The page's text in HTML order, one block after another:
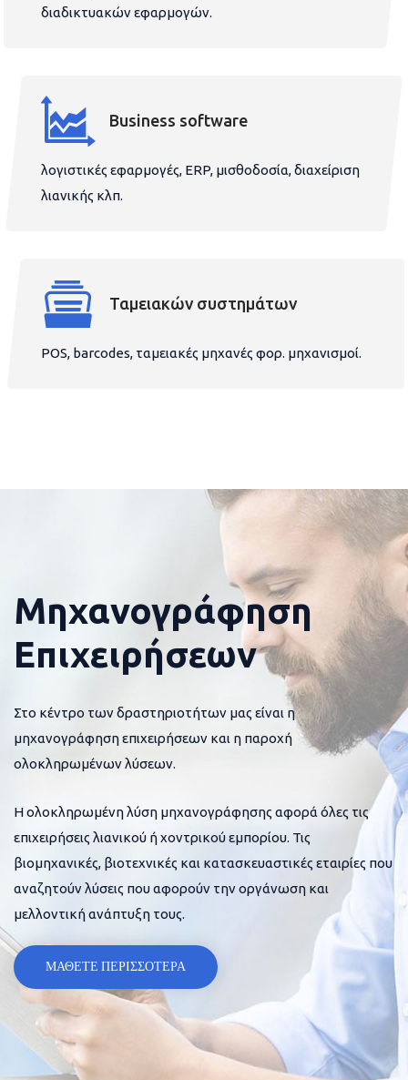
διαδικτυακών εφαρμογών.
Business software
λογιστικές εφαρμογές, ERP, μισθοδοσία, διαχείριση
λιανικής κλπ.
Ταμειακών συστημάτων
POS, barcodes, ταμειακές μηχανές φορ. μηχανισμοί.
Μηχανογράφηση
Επιχειρήσεων
Στο κέντρο των δραστηριοτήτων μας είναι η
μηχανογράφηση επιχειρήσεων και η παροχή
ολοκληρωμένων λύσεων.
Η ολοκληρωμένη λύση μηχανογράφησης αφορά όλες τις
επιχειρήσεις λιανικού ή χοντρικού εμπορίου. Τις
βιομηχανικές, βιοτεχνικές και κατασκευαστικές εταιρίες που
αναζητούν λύσεις που αφορούν την οργάνωση και
μελλοντική ανάπτυξη τους.
ΜΑΘΕΤΕ ΠΕΡΙΣΣΟΤΕΡΑ